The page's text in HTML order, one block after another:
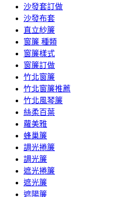
沙發套訂做
沙發布套
直立紗簾
窗簾 種類
窗簾樣式
窗簾訂做
竹北窗簾
竹北窗簾推薦
竹北風琴簾
絲柔百葉
蘿美雅
蜂巢簾
調光捲簾
調光簾
遮光捲簾
遮光簾
遮陽簾